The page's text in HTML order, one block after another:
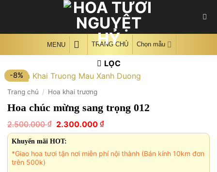
MENU TRANG CHỦ Chọn mẫu
LỌC
-8%
Trang chủ / Hoa khai trương
Hoa chúc mừng sang trọng 012
2.500.000₫ Giá
gốc
là:
2.500.000 ₫.
2.300.000 ₫Giá
hiện
2.300.000 ₫.
Khuyến mãi HOT:
*Giao hoa tươi tận nơi miễn phí nội thành (Bán kính 10km đơn
trên 500k)